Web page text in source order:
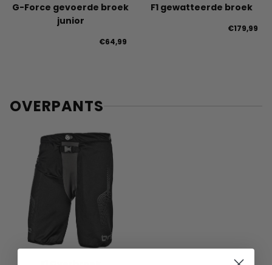
G-Force gevoerde broek
junior
€64,99
F1 gewatteerde broek
€179,99
OVERPANTS